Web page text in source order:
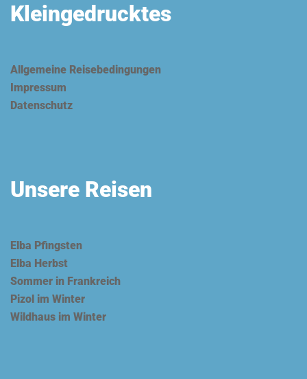
Kleingedrucktes
Allgemeine Reisebedingungen
Impressum
Datenschutz
Unsere Reisen
Elba Pfingsten
Elba Herbst
Sommer in Frankreich
Pizol im Winter
Wildhaus im Winter